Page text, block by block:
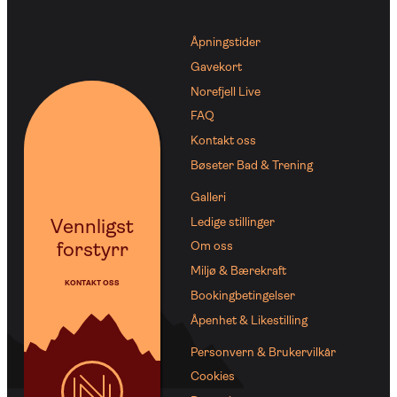
Vennligst
forstyrr
KONTAKT OSS
Åpningstider
Gavekort
Norefjell Live
FAQ
Kontakt oss
Bøseter Bad & Trening
Galleri
Ledige stillinger
Om oss
Miljø & Bærekraft
Bookingbetingelser
Åpenhet & Likestilling
Personvern & Brukervilkår
Cookies